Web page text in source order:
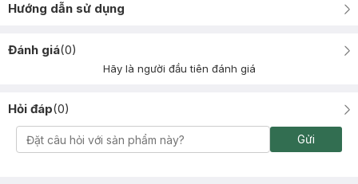
Hướng dẫn sử dụng
Đánh giá(0)
Hãy là người đầu tiên đánh giá
Hỏi đáp(0)
Gửi